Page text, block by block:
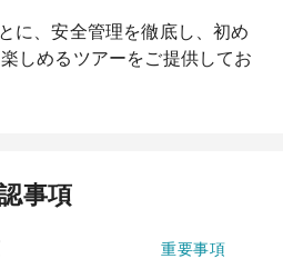
に、安全管理を徹底し、初め
しめるツアーをご提供してお
事項
重要事項